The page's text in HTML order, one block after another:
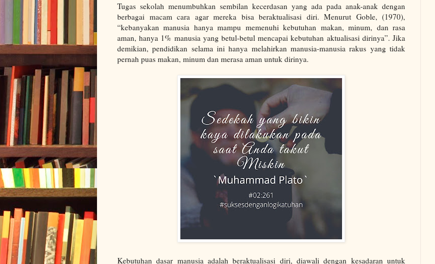
Tugas sekolah menumbuhkan sembilan kecerdasan yang ada pada anak-anak dengan
berbagai macam cara agar mereka bisa beraktualisasi diri. Menurut Goble, (1970),
“kebanyakan manusia hanya mampu memenuhi kebutuhan makan, minum, dan rasa
aman, hanya 1% manusia yang betul-betul mencapai kebutuhan aktualisasi dirinya”. Jika
demikian, pendidikan selama ini hanya melahirkan manusia-manusia rakus yang tidak
pernah puas makan, minum dan merasa aman untuk dirinya.
Kebutuhan dasar manusia adalah beraktualisasi diri, diawali dengan kesadaran untuk